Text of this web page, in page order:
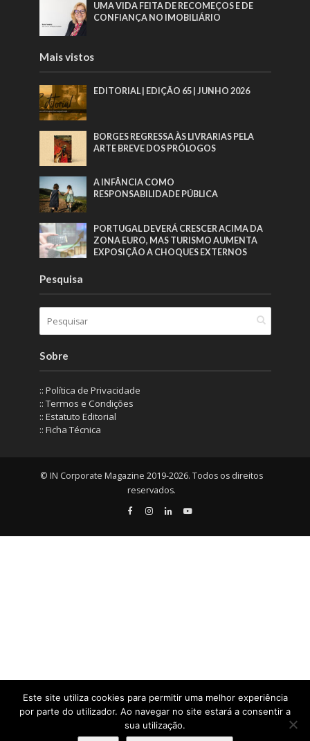
UMA VIDA FEITA DE RECOMEÇOS E DE
CONFIANÇA NO IMOBILIÁRIO
Mais vistos
EDITORIAL | EDIÇÃO 65 | JUNHO 2026
BORGES REGRESSA ÀS LIVRARIAS PELA
ARTE BREVE DOS PRÓLOGOS
A INFÂNCIA COMO
RESPONSABILIDADE PÚBLICA
PORTUGAL DEVERÁ CRESCER ACIMA DA
ZONA EURO, MAS TURISMO AUMENTA
EXPOSIÇÃO A CHOQUES EXTERNOS
Pesquisa
Sobre
:: Política de Privacidade
:: Termos e Condições
:: Estatuto Editorial
:: Ficha Técnica
© IN Corporate Magazine 2019-2026. Todos os direitos
reservados.
Este site utiliza cookies para permitir uma melhor experiência
por parte do utilizador. Ao navegar no site estará a consentir a
sua utilização.